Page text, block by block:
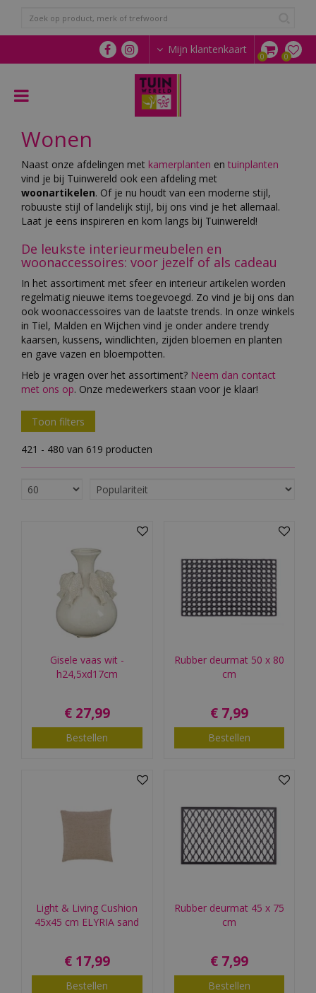
n
a
Mijn klantenkaart
Wonen
Naast onze afdelingen met kamerplanten en tuinplanten
vind je bij Tuinwereld ook een afdeling met
woonartikelen. Of je nu houdt van een moderne stijl,
robuuste stijl of landelijk stijl, bij ons vind je het allemaal.
Laat je eens inspireren en kom langs bij Tuinwereld!
De leukste interieurmeubelen en
woonaccessoires: voor jezelf of als cadeau
In het assortiment met sfeer en interieur artikelen worden
regelmatig nieuwe items toegevoegd. Zo vind je bij ons dan
ook woonaccessoires van de laatste trends. In onze winkels
in Tiel, Malden en Wijchen vind je onder andere trendy
kaarsen, kussens, windlichten, zijden bloemen en planten
en gave vazen en bloempotten.
Heb je vragen over het assortiment? Neem dan contact
met ons op. Onze medewerkers staan voor je klaar!
Toon filters
421 - 480 van 619 producten
Gisele vaas wit -
h24,5xd17cm
€ 27,99
Bestellen
Rubber deurmat 50 x 80
cm
€ 7,99
Bestellen
Light & Living Cushion
45x45 cm ELYRIA sand
€ 17,99
Bestellen
Rubber deurmat 45 x 75
cm
€ 7,99
Bestellen